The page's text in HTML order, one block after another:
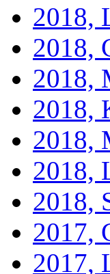
2018,
2018,
2018,
2018,
2018,
2018,
2018,
2017,
2017,